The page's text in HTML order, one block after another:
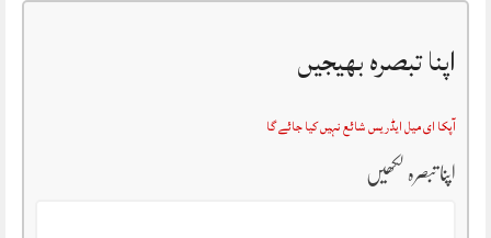
اپنا تبصرہ بھیجیں
آپکا ای میل ایڈریس شائع نہیں کیا جائے گا
اپنا تبصرہ لکھیں